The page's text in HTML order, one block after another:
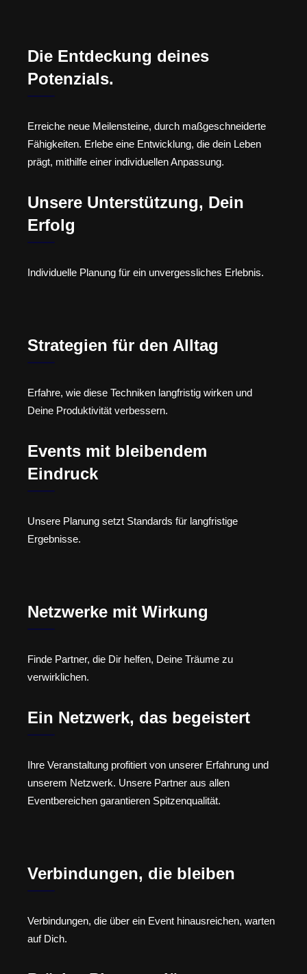
Die Entdeckung deines
Potenzials.
Erreiche neue Meilensteine, durch maßgeschneiderte
Fähigkeiten. Erlebe eine Entwicklung, die dein Leben
prägt, mithilfe einer individuellen Anpassung.
Unsere Unterstützung, Dein
Erfolg
Individuelle Planung für ein unvergessliches Erlebnis.
Strategien für den Alltag
Erfahre, wie diese Techniken langfristig wirken und
Deine Produktivität verbessern.
Events mit bleibendem
Eindruck
Unsere Planung setzt Standards für langfristige
Ergebnisse.
Netzwerke mit Wirkung
Finde Partner, die Dir helfen, Deine Träume zu
verwirklichen.
Ein Netzwerk, das begeistert
Ihre Veranstaltung profitiert von unserer Erfahrung und
unserem Netzwerk. Unsere Partner aus allen
Eventbereichen garantieren Spitzenqualität.
Verbindungen, die bleiben
Verbindungen, die über ein Event hinausreichen, warten
auf Dich.